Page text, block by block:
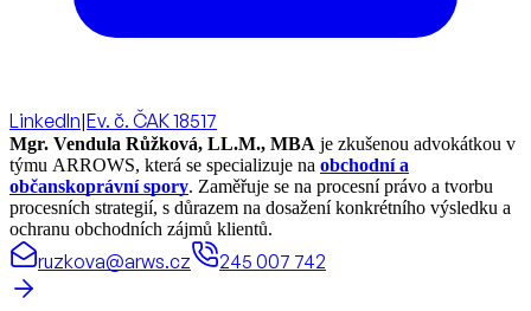
LinkedIn|Ev. č. ČAK 18517
Mgr. Vendula Růžková, LL.M., MBA je zkušenou advokátkou v
týmu ARROWS, která se specializuje na obchodní a
občanskoprávní spory. Zaměřuje se na procesní právo a tvorbu
procesních strategií, s důrazem na dosažení konkrétního výsledku a
ochranu obchodních zájmů klientů.
ruzkova@arws.cz 245 007 742